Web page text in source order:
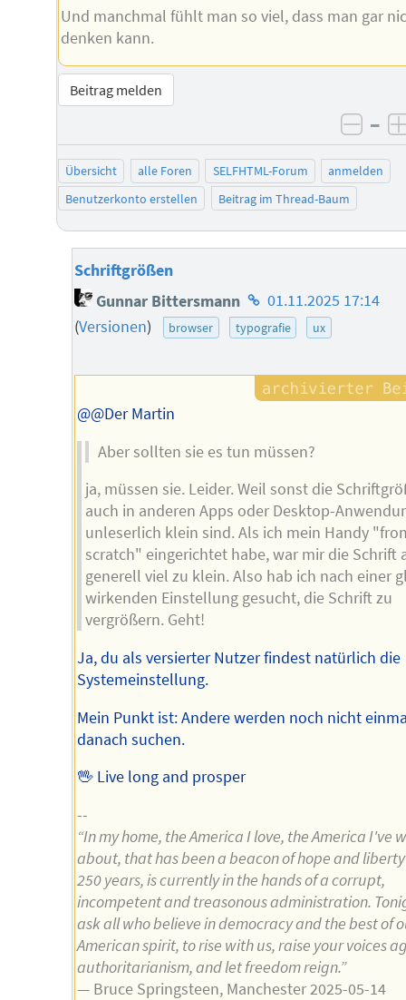
Und manchmal fühlt man so viel, dass man gar
denken kann.
Beitrag melden
–
Übersicht alle Foren SELFHTML-Forum
anmelden
Benutzerkonto erstellen
Beitrag im Thread-Baum
Schriftgrößen
Gunnar Bittersmann Homepage
des
01.11.2025 17:14
(Versionen) browser typografie ux
@@Der Martin
Aber sollten sie es tun müssen?
ja, müssen sie. Leider. Weil sonst die
auch in anderen Apps oder Desktop-
unleserlich klein sind. Als ich mein Handy
scratch" eingerichtet habe, war mir die Schrift
generell viel zu klein. Also hab ich nach einer
wirkenden Einstellung gesucht, die Schrift zu
vergrößern. Geht!
Ja, du als versierter Nutzer findest natürlich die
Systemeinstellung.
Mein Punkt ist: Andere werden noch nicht
danach suchen.
🖖 Live long and prosper
--
“In my home, the America I love, the America I've
about, that has been a beacon of hope and
250 years, is currently in the hands of a corrupt,
incompetent and treasonous administration.
ask all who believe in democracy and the best of
American spirit, to rise with us, raise your voices
authoritarianism, and let freedom reign.”
— Bruce Springsteen, Manchester 2025-05-14